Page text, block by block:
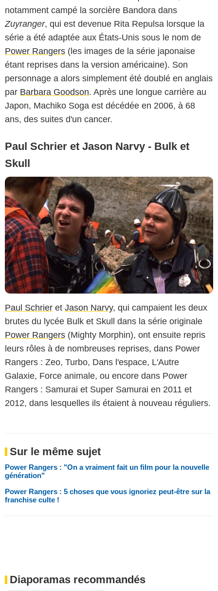
notamment campé la sorcière Bandora dans
Zuyranger, qui est devenue Rita Repulsa lorsque la
série a été adaptée aux États-Unis sous le nom de
Power Rangers (les images de la série japonaise
étant reprises dans la version américaine). Son
personnage a alors simplement été doublé en anglais
par Barbara Goodson. Après une longue carrière au
Japon, Machiko Soga est décédée en 2006, à 68
ans, des suites d'un cancer.
Paul Schrier et Jason Narvy - Bulk et
Skull
Paul Schrier et Jason Narvy, qui campaient les deux
brutes du lycée Bulk et Skull dans la série originale
Power Rangers (Mighty Morphin), ont ensuite repris
leurs rôles à de nombreuses reprises, dans Power
Rangers : Zeo, Turbo, Dans l'espace, L'Autre
Galaxie, Force animale, ou encore dans Power
Rangers : Samurai et Super Samurai en 2011 et
2012, dans lesquelles ils étaient à nouveau réguliers.
Sur le même sujet
Power Rangers : "On a vraiment fait un film pour la nouvelle
génération"
Power Rangers : 5 choses que vous ignoriez peut-être sur la
franchise culte !
Diaporamas recommandés